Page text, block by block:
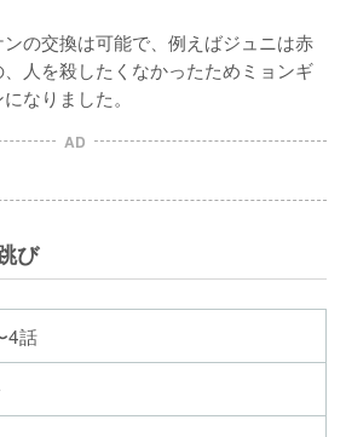
の交換は可能で、例えばジュニは赤
人を殺したくなかったためミョンギ
なりました。
AD
び
4話